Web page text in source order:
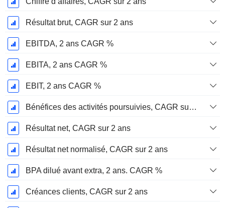
Résultat brut, CAGR sur 2 ans
EBITDA, 2 ans CAGR %
EBITA, 2 ans CAGR %
EBIT, 2 ans CAGR %
Bénéfices des activités poursuivies, CAGR sur 2 ans
Résultat net, CAGR sur 2 ans
Résultat net normalisé, CAGR sur 2 ans
BPA dilué avant extra, 2 ans. CAGR %
Créances clients, CAGR sur 2 ans